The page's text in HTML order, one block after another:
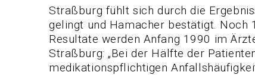
Straßburg fühlt sich durch die
gelingt und Hamacher bestätigt.
Resultate werden Anfang 1990 im
Straßburg: „Bei der Hälfte der
medikationspflichtigen